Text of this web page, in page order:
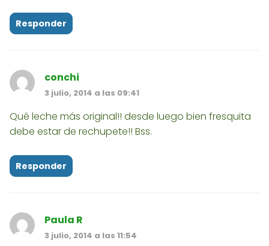
Responder
conchi
3 julio, 2014 a las 09:41
Qué leche más original!! desde luego bien fresquita
debe estar de rechupete!! Bss.
Responder
Paula R
3 julio, 2014 a las 11:54